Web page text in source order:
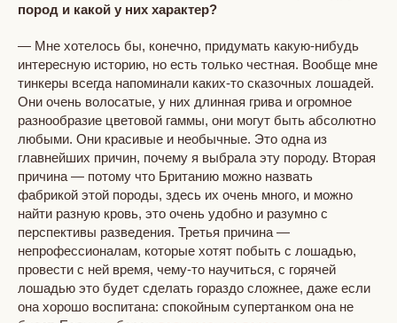
пород и какой у них характер?
— Мне хотелось бы, конечно, придумать какую-нибудь
интересную историю, но есть только честная. Вообще мне
тинкеры всегда напоминали каких-то сказочных лошадей.
Они очень волосатые, у них длинная грива и огромное
разнообразие цветовой гаммы, они могут быть абсолютно
любыми. Они красивые и необычные. Это одна из
главнейших причин, почему я выбрала эту породу. Вторая
причина — потому что Британию можно назвать
фабрикой этой породы, здесь их очень много, и можно
найти разную кровь, это очень удобно и разумно с
перспективы разведения. Третья причина —
непрофессионалам, которые хотят побыть с лошадью,
провести с ней время, чему-то научиться, с горячей
лошадью это будет сделать гораздо сложнее, даже если
она хорошо воспитана: спокойным супертанком она не